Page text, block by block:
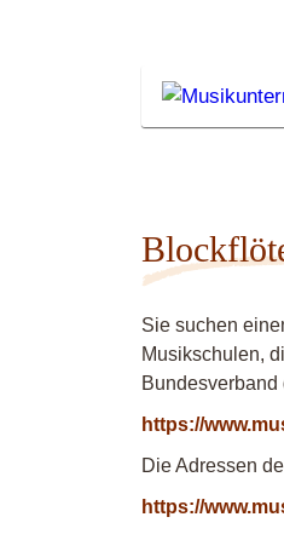
Sie suchen
Musikschulen,
https://
Die Adressen
https://